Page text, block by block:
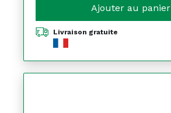
Ajouter au panier
Livraison gratuite